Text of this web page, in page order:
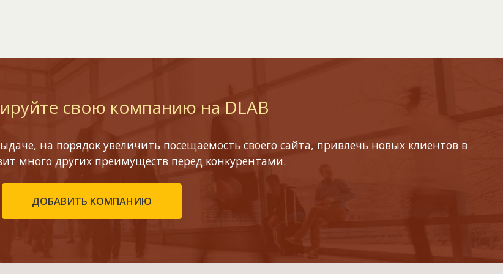
свою компанию на DLAB
на порядок увеличить посещаемость своего сайта, привлечь новых клиентов в
много других преимуществ перед конкурентами.
ДОБАВИТЬ КОМПАНИЮ